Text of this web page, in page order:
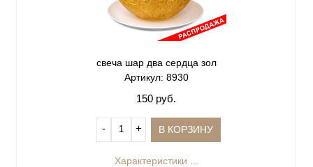
свеча шар два сердца зол
Артикул: 8930
150 руб.
‐ + В КОРЗИНУ
Характеристики ...